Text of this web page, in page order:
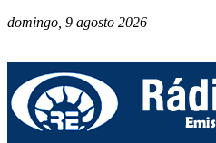
domingo, 9 agosto 2026